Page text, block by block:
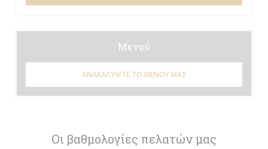
Οι βαθμολογίες πελατών μας
Μενού
ΑΝΑΚΑΛΎΨΤΕ ΤΟ ΜΕΝΟΎ ΜΑΣ